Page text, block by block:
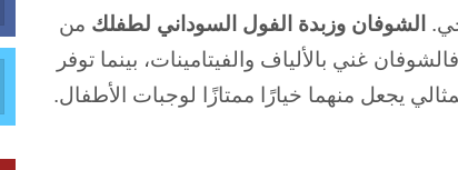
الشوفان وزبدة الفول السوداني لطفلك من
فالشوفان غني بالألياف والفيتامينات، بينما توفر
يجعل منهما خيارًا ممتازًا لوجبات الأطفال.